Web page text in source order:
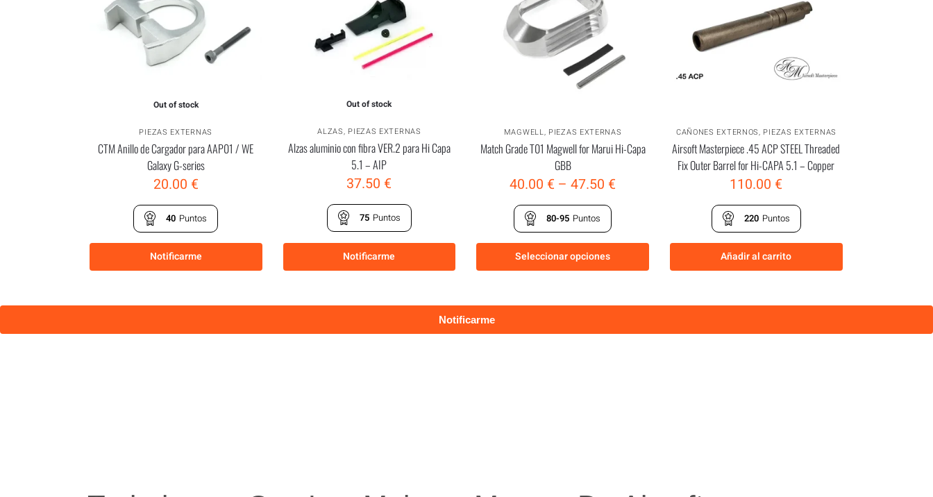
Out of stock
PIEZAS EXTERNAS
CTM Anillo de Cargador para AAP01 / WE
Galaxy G-series
20.00 €
40 Puntos
Notificarme
Out of stock
ALZAS, PIEZAS EXTERNAS
Alzas aluminio con fibra VER.2 para Hi Capa
5.1 – AIP
37.50 €
75 Puntos
Notificarme
MAGWELL, PIEZAS EXTERNAS
Match Grade T01 Magwell for Marui Hi-Capa
GBB
40.00 € –47.50 €
80-95 Puntos
Seleccionar opciones
CAÑONES EXTERNOS, PIEZAS EXTERNAS
Airsoft Masterpiece .45 ACP STEEL Threaded
Fix Outer Barrel for Hi-CAPA 5.1 – Copper
110.00 €
220 Puntos
Añadir al carrito